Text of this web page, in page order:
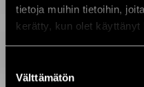
tietoja muihin tietoihin,
kerätty, kun olet käyttänyt
valinta
Välttämätönmatkailukohde ja